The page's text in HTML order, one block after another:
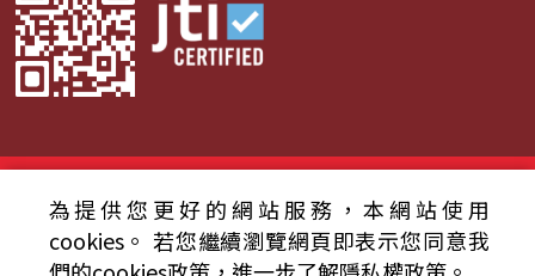
© 2024財團法人中央廣播電臺 版權所有
資通安全政策聲明
服務條款 隱私權條款
為提供您更好的網站服務，本網站使用
cookies。 若您繼續瀏覽網頁即表示您同意我